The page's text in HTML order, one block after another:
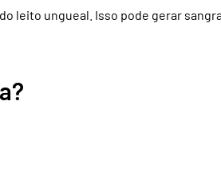
leito ungueal. Isso pode gerar